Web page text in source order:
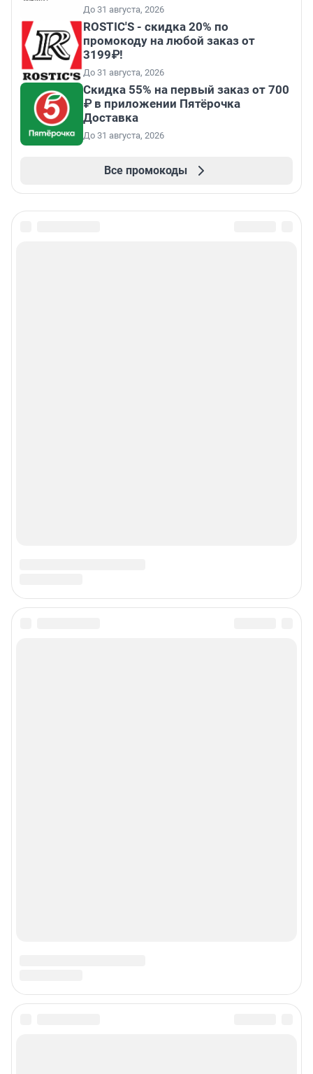
До 31 августа, 2026
ROSTIC'S - скидка 20% по
промокоду на любой заказ от
3199₽!
До 31 августа, 2026
Скидка 55% на первый заказ от 700
₽ в приложении Пятёрочка
Доставка
До 31 августа, 2026
Все промокоды